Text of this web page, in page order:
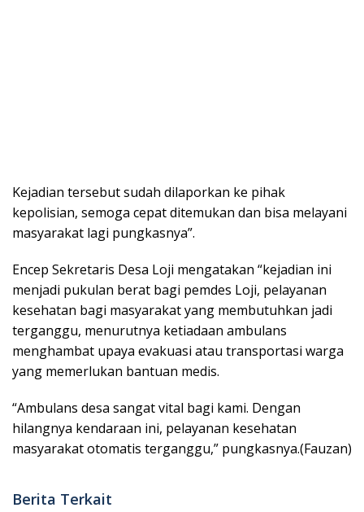
Kejadian tersebut sudah dilaporkan ke pihak
kepolisian, semoga cepat ditemukan dan bisa melayani
masyarakat lagi pungkasnya”.
Encep Sekretaris Desa Loji mengatakan “kejadian ini
menjadi pukulan berat bagi pemdes Loji, pelayanan
kesehatan bagi masyarakat yang membutuhkan jadi
terganggu, menurutnya ketiadaan ambulans
menghambat upaya evakuasi atau transportasi warga
yang memerlukan bantuan medis.
“Ambulans desa sangat vital bagi kami. Dengan
hilangnya kendaraan ini, pelayanan kesehatan
masyarakat otomatis terganggu,” pungkasnya.(Fauzan)
Berita Terkait